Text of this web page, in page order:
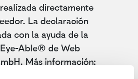
directamente
La declaración
con la ayuda de la
Able® de Web
Más información:
es.